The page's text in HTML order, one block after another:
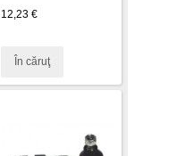
12,23 €
În căruţ